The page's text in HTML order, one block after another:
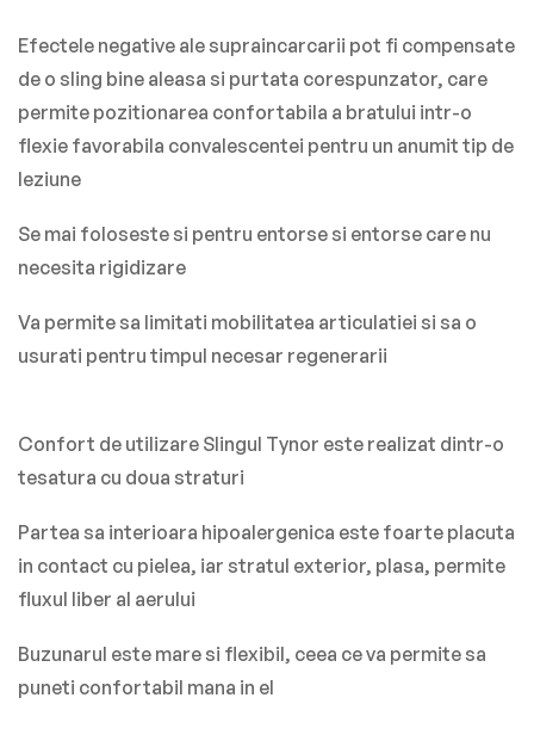
Efectele negative ale supraincarcarii pot fi compensate
de o sling bine aleasa si purtata corespunzator, care
permite pozitionarea confortabila a bratului intr-o
flexie favorabila convalescentei pentru un anumit tip de
leziune
Se mai foloseste si pentru entorse si entorse care nu
necesita rigidizare
Va permite sa limitati mobilitatea articulatiei si sa o
usurati pentru timpul necesar regenerarii
Confort de utilizare Slingul Tynor este realizat dintr-o
tesatura cu doua straturi
Partea sa interioara hipoalergenica este foarte placuta
in contact cu pielea, iar stratul exterior, plasa, permite
fluxul liber al aerului
Buzunarul este mare si flexibil, ceea ce va permite sa
puneti confortabil mana in el